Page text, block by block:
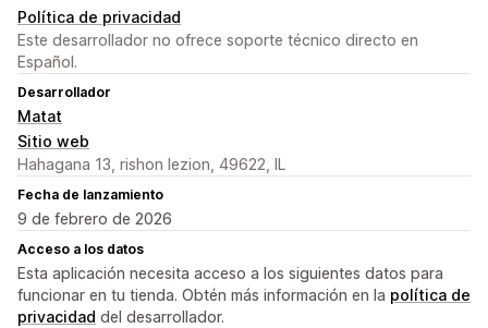
Política de privacidad
Este desarrollador no ofrece soporte técnico directo en
Español.
Desarrollador
Matat
Sitio web
Hahagana 13, rishon lezion, 49622, IL
Fecha de lanzamiento
9 de febrero de 2026
Acceso a los datos
Esta aplicación necesita acceso a los siguientes datos para
funcionar en tu tienda. Obtén más información en la política de
privacidad del desarrollador.